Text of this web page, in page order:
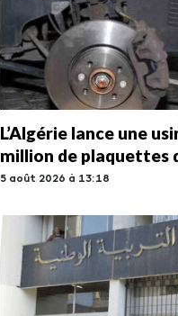
L’Algérie lance une
million de plaquettes
5 août 2026 à 13:18